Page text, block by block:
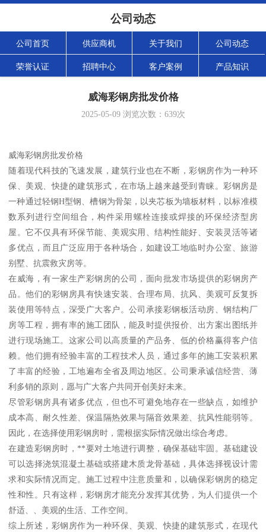
公司动态
公司首页 供应商机 关于我们 公司动态
荣誉认证 招聘中心 客户案例 产品知识
威海彩钢房批发价格
2025-05-09浏览次数： 639次
威海彩钢房批发价格
随着现代科技的飞速发展，建筑行业也在不断，彩钢房作为一种环
保、美观、快捷的建筑形式，在市场上越来越受到青睐。彩钢房是
一种通过轻钢H型钢、槽钢为骨架，以夹芯板为墙板材料，以标准模
数系列进行空间组合，构件采用螺栓连接或焊接的环保经济型房
屋。它不仅具有环保节能、美观实用、结构性能好、安装灵活等诸
多优点，而且广泛应用于各种场合，如建设工地临时办公室、旅游
别墅、抗震救灾房等。
在威海，有一家生产彩钢房的公司，面向批发市场提供的彩钢房产
品。他们的彩钢房具有快速安装、合理布局、抗风、美观可反复拆
装使用等特点，深受广大客户。公司承接彩钢板活动房、钢结构厂
房等工程，拥有率的施工团队，能及时提供报价、出方案出图纸并
进行现场施工。这家公司以高质量的产品务、低的价格赢得客户信
赖。他们拥有经验丰富的工程技术人员，通过多年的施工安装积累
了丰富的经验，工地遍布全省及周边地区。公司秉承诚信经营、薄
利多销的原则，愿与广大客户共同开创美好未来。
尽管彩钢房具有诸多优点，但也不可避免地存在一些缺点，如维护
成本高、耐久性差、保温隔热效果与隔音效果差、抗风性能弱等。
因此，在选择使用彩钢房时，需根据实际情况做出综合考虑。
在建造彩钢房时，**要对土地进行调整，确保基础牢固。基础建设
可以选择浇筑混凝土基础或搭建木质龙骨基础，具体选择视设计需
求和实际情况而定。施工过程中注意质量和，以确保彩钢房的稳定
性和性。只有这样，彩钢房才能充分发挥其优势，为人们提供一个
舒适、、美观的生活、工作空间。
综上所述，彩钢房作为一种环保、美观、快捷的建筑形式，在现代